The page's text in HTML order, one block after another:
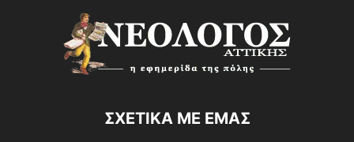
ΣΧΕΤΙΚΑ ΜΕ ΕΜΑΣ